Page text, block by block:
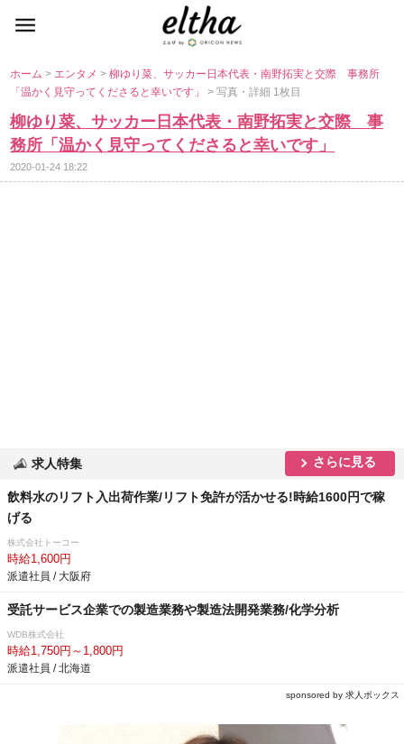
ホーム> エンタメ>柳ゆり菜、サッカー日本代表・南野拓実と交際 事務所
「温かく見守ってくださると幸いです」> 写真・詳細 1枚目
柳ゆり菜、サッカー日本代表・南野拓実と交際 事
務所「温かく見守ってくださると幸いです」
2020-01-24 18:22
求人特集 さらに見る
飲料水のリフト入出荷作業/リフト免許が活かせる!時給1600円で稼
げる
株式会社トーコー
時給1,600円
派遣社員 / 大阪府
受託サービス企業での製造業務や製造法開発業務/化学分析
WDB株式会社
時給1,750円～1,800円
派遣社員 / 北海道
sponsored by 求人ボックス